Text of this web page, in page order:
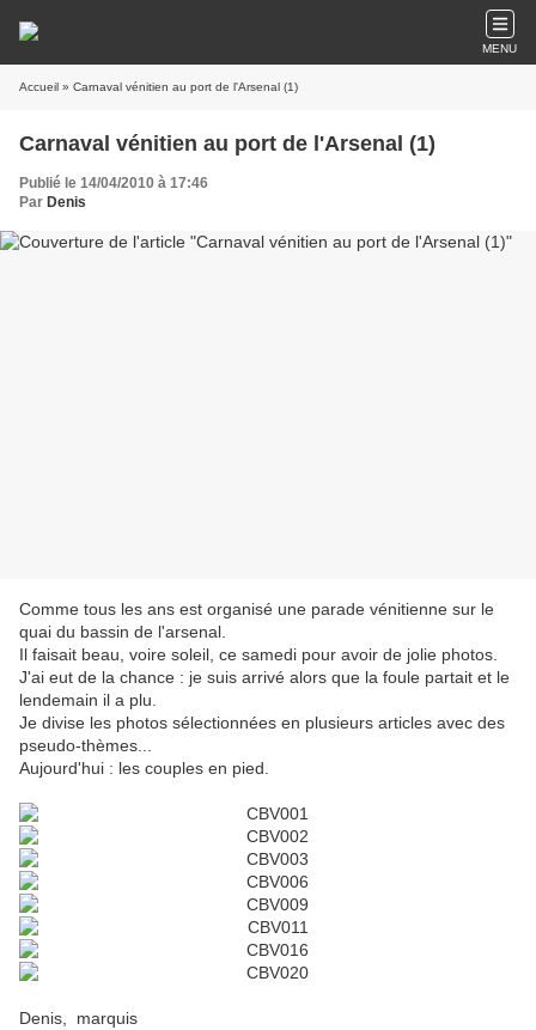
MENU
Accueil » Carnaval vénitien au port de l'Arsenal (1)
Carnaval vénitien au port de l'Arsenal (1)
Publié le 14/04/2010 à 17:46
Par Denis
Comme tous les ans est organisé une parade vénitienne sur le
quai du bassin de l'arsenal.
Il faisait beau, voire soleil, ce samedi pour avoir de jolie photos.
J'ai eut de la chance : je suis arrivé alors que la foule partait et le
lendemain il a plu.
Je divise les photos sélectionnées en plusieurs articles avec des
pseudo-thèmes...
Aujourd'hui : les couples en pied.
Denis, marquis